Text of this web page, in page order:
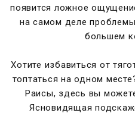
появится ложное
на самом деле
большем
Хотите избавиться от
топтаться на одном
Раисы, здесь вы
Ясновидящая